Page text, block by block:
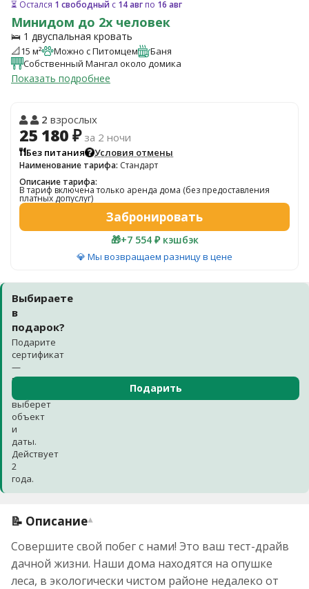
⏳ Остался 1 свободный с 14 авг по 16 авг
Минидом до 2х человек
🛌 1 двуспальная кровать
📐15 м² Можно с Питомцем
Баня
Собственный Мангал около домика
Показать подробнее
2 взрослых
25 180 ₽за 2 ночи
Без питания Условия отмены
Наименование тарифа: Стандарт
Описание тарифа:
В тариф включена только аренда дома (без предоставления
платных допуслуг)
Забронировать
🎁+7 554 ₽ кэшбэк
💎 Мы возвращаем разницу в цене
Выбираете
в
подарок?
Подарите
сертификат
—
получатель
выберет
объект
и
даты.
Действует
2
года.
Подарить
📝 Описание▾
Совершите свой побег с нами! Это ваш тест-драйв
дачной жизни. Наши дома находятся на опушке
леса, в экологически чистом районе недалеко от